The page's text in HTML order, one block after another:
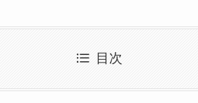
目次